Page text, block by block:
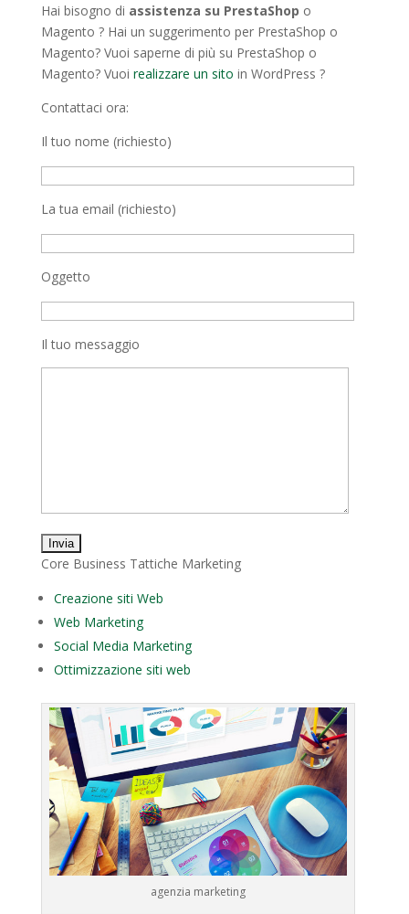
Hai bisogno di assistenza su PrestaShop o
Magento ? Hai un suggerimento per PrestaShop o
Magento? Vuoi saperne di più su PrestaShop o
Magento? Vuoi realizzare un sito in WordPress ?
Contattaci ora:
Il tuo nome (richiesto)
La tua email (richiesto)
Oggetto
Il tuo messaggio
Core Business Tattiche Marketing
Creazione siti Web
Web Marketing
Social Media Marketing
Ottimizzazione siti web
agenzia marketing